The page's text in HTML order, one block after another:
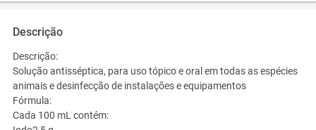
Descrição
Descrição:
Solução antisséptica, para uso tópico e oral em todas as espécies
animais e desinfecção de instalações e equipamentos
Fórmula:
Cada 100 mL contém: